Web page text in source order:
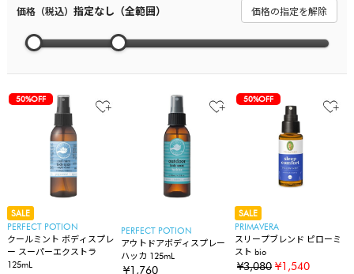
価格（税込） 指定なし（全範囲） 価格の指定を解除
50%OFF
SALE
PERFECT POTION
クールミント ボディスプレ
ー スーパーエクストラ
125mL
PERFECT POTION
アウトドアボディスプレー
ハッカ 125mL
¥1,760
50%OFF
SALE
PRIMAVERA
スリープブレンド ピローミ
スト bio
¥3,080 ¥1,540